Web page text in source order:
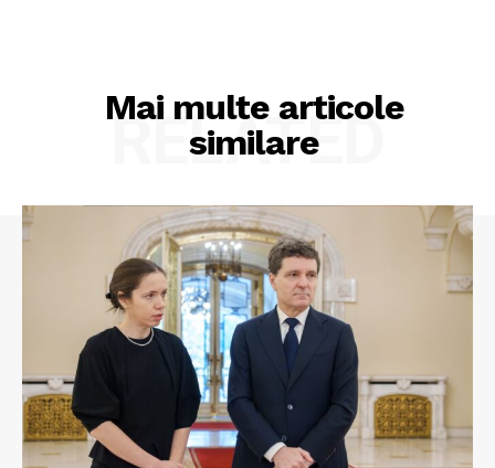
Mai multe articole
similare
RELATED